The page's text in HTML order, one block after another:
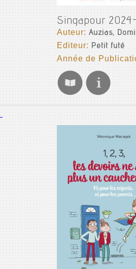
Singapour
Auteur:Auzias,
Editeur: Petit futé
Année de